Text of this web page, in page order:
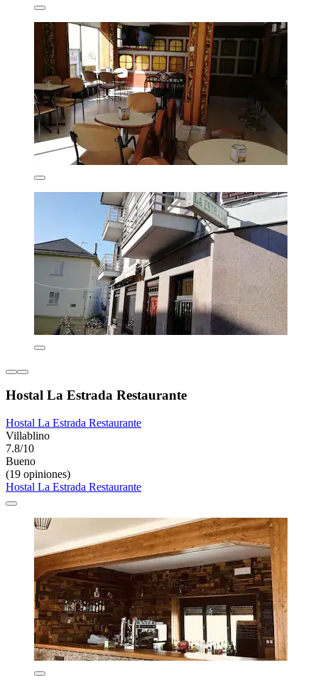
Hostal La Estrada Restaurante
Hostal La Estrada Restaurante
Villablino
7.8/10
Bueno
(19 opiniones)
Hostal La Estrada Restaurante